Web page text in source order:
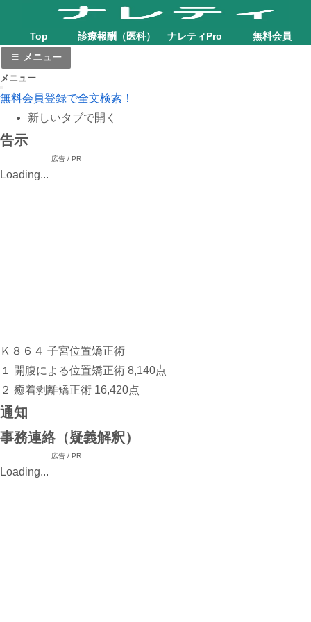
Top 診療報酬（医科） ナレティPro
無料会員
メニュー
メニュー
無料会員登録で全文検索！
新しいタブで開く
告示
広告 / PR
Loading...
Ｋ８６４ 子宮位置矯正術
１ 開腹による位置矯正術 8,140点
２ 癒着剥離矯正術 16,420点
通知
事務連絡（疑義解釈）
広告 / PR
Loading...